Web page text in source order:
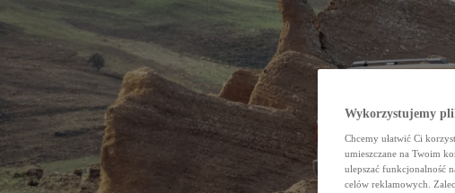
Wykorzystujemy
Chcemy ułatwić Ci
umieszczane na Twoim
ulepszać funkcjonalność
celów reklamowych.